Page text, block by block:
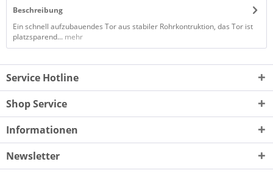
Beschreibung
Ein schnell aufzubauendes Tor aus stabiler Rohrkontruktion, das Tor ist
platzsparend... mehr
Service Hotline
Shop Service
Informationen
Newsletter